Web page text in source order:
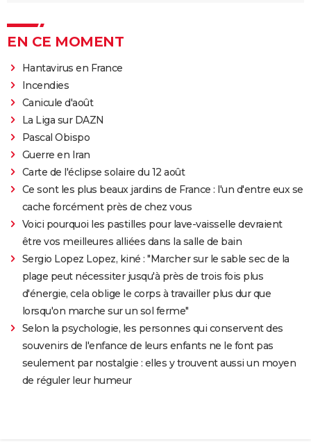
EN CE MOMENT
Hantavirus en France
Incendies
Canicule d'août
La Liga sur DAZN
Pascal Obispo
Guerre en Iran
Carte de l'éclipse solaire du 12 août
Ce sont les plus beaux jardins de France : l'un d'entre eux se
cache forcément près de chez vous
Voici pourquoi les pastilles pour lave-vaisselle devraient
être vos meilleures alliées dans la salle de bain
Sergio Lopez Lopez, kiné : "Marcher sur le sable sec de la
plage peut nécessiter jusqu'à près de trois fois plus
d'énergie, cela oblige le corps à travailler plus dur que
lorsqu'on marche sur un sol ferme"
Selon la psychologie, les personnes qui conservent des
souvenirs de l'enfance de leurs enfants ne le font pas
seulement par nostalgie : elles y trouvent aussi un moyen
de réguler leur humeur